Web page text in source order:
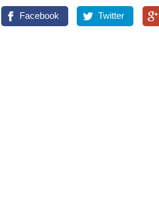
Facebook Twitter